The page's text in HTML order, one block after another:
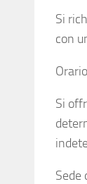
Si
con
Si
Sede